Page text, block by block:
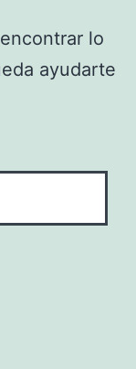
lo
ayudarte